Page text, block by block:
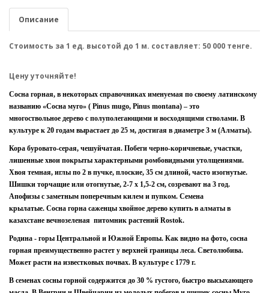
Описание
Стоимость за 1 ед. высотой до 1 м. составляет: 50 000 тенге.
Цену уточняйте!
Сосна горная, в некоторых справочниках именуемая по своему латинскому
названию «Сосна муго» ( Pinus mugo, Pinus montana) – это
многоствольное дерево с полуполегающими и восходящими стволами. В
культуре к 20 годам вырастает до 25 м, достигая в диаметре 3 м (Алматы).
Кора буровато-серая, чешуйчатая. Побеги черно-коричневые, участки,
лишенные хвои покрыты характерными ромбовидными утолщениями.
Хвоя темная, иглы по 2 в пучке, плоские, 35 см длиной, часто изогнутые.
Шишки торчащие или отогнутые, 2-7 х 1,5-2 см, созревают на 3 год.
Апофизы с заметным поперечным килем и пупком. Семена
крылатые. Сосна горна саженцы хвойное дерево купить в алматы в
казахстане вечнозеленая питомник растений Rostok.
Родина - горы Центральной и Южной Европы. Как видно на фото, сосна
горная преимущественно растет у верхней границы леса. Светолюбива.
Может расти на известковых почвах. В культуре с 1779 г.
В семенах сосны горной содержится до 30 % густого, быстро высыхающего